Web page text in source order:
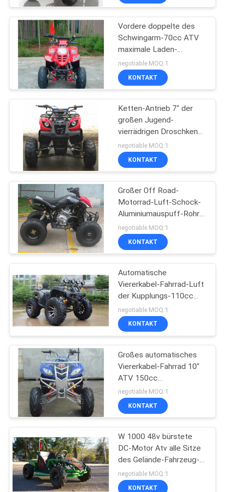
ZITAT
SITEMAP
DATENSCHUTZRICHTLINIE
Jugend Racing ATV
Gokart-Buggy
183
Erwachsener
Motorrad Roller
98
Mini Motorroller
250cc Zerhacker
Motorrad
Vordere doppelte des
Schwingarm-70cc ATV
maximale Laden-
Hochleistung
Viererkabel-des Fahrrad-
80KG
negotiable MOQ:1
KONTAKT
Ketten-Antrieb 7" der
großen Jugend-
vierrädrigen Droschken
des Rahmen-110cc
große Reifen-Rückgang
negotiable MOQ:1
KONTAKT
Großer Off Road-
Motorrad-Luft-Schock-
Aluminiumauspuff-Rohr
mit großem Reifen
negotiable MOQ:1
KONTAKT
Automatische
Viererkabel-Fahrrad-Luft
der Kupplungs-110cc
elektrische ATV kühlte
Antriebsrad 2x4 ab
negotiable MOQ:1
KONTAKT
Großes automatisches
Viererkabel-Fahrrad 10"
ATV 150cc
Innenrückseite großer
Reifen Cvt
negotiable MOQ:1
KONTAKT
W 1000 48v bürstete
DC-Motor Atv alle Sitze
des Gelände-Fahrzeug-2
mit großem weichem
Seat
negotiable MOQ:1
KONTAKT